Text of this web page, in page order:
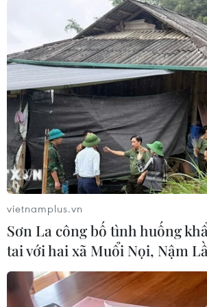
50. Những thành viên mới, trẻ,
tích cực là sức mạnh, lực lượng
tương lai của Hội.
Từ trái sang: TS. Phùng Kim San, GS. TS.
TS. Đỗ Thị Đông Xuân và PGS. TS.
vietnamplus.vn
Sơn La công bố tình huống
tai với hai xã Muổi Nọi, Nậm